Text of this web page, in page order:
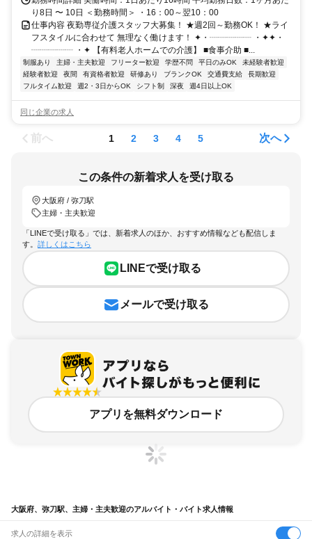
り8日 〜 10日 ＜勤務時間＞ ・16：00～翌10：00
仕事内容 夜勤専従介護スタッフ大募集！ ★週2回～勤務OK！ ★ライ
フスタイルに合わせて 無理なく働けます！ ✦・┈┈┈┈┈ ・✦✦・
┈┈┈┈┈ ・✦ 【有料老人ホームでの介護】 ■食事介助 ■...
制服あり 主婦・主夫歓迎 フリーター歓迎 学歴不問 平日のみOK
未経験者歓迎
経験者歓迎
夜間 有資格者歓迎 研修あり ブランクOK 交通費支給
長期歓迎
フルタイム歓迎
週2・3日からOK シフト制 深夜 週4日以上OK
同じ企業の求人
前へ 1 2 3 4 5 次へ
この条件の新着求人を受け取る
大阪府 / 弥刀駅
主婦・主夫歓迎
「LINEで受け取る」では、新着求人のほか、おすすめ情報なども配信しま
す。 詳しくはこちら
LINEで受け取る
メールで受け取る
アプリを無料ダウンロード
大阪府、弥刀駅、主婦・主夫歓迎のアルバイト・バイト求人情報
求人の詳細を表示